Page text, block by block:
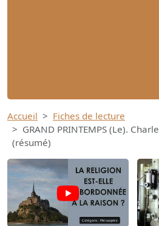
Accueil
Fiches de lecture
GRAND PRINTEMPS (Le).
(résumé)